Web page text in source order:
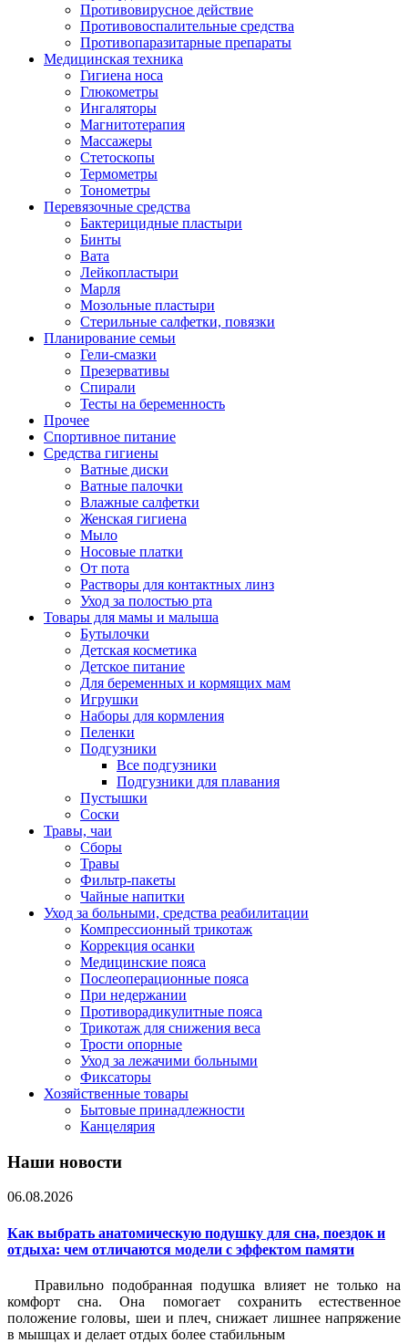
Противовирусное действие
Противовоспалительные средства
Противопаразитарные препараты
Медицинская техника
Гигиена носа
Глюкометры
Ингаляторы
Магнитотерапия
Массажеры
Стетоскопы
Термометры
Тонометры
Перевязочные средства
Бактерицидные пластыри
Бинты
Вата
Лейкопластыри
Марля
Мозольные пластыри
Стерильные салфетки, повязки
Планирование семьи
Гели-смазки
Презервативы
Спирали
Тесты на беременность
Прочее
Спортивное питание
Средства гигиены
Ватные диски
Ватные палочки
Влажные салфетки
Женская гигиена
Мыло
Носовые платки
От пота
Растворы для контактных линз
Уход за полостью рта
Товары для мамы и малыша
Бутылочки
Детская косметика
Детское питание
Для беременных и кормящих мам
Игрушки
Наборы для кормления
Пеленки
Подгузники
Все подгузники
Подгузники для плавания
Пустышки
Соски
Травы, чаи
Сборы
Травы
Фильтр-пакеты
Чайные напитки
Уход за больными, средства реабилитации
Компрессионный трикотаж
Коррекция осанки
Медицинские пояса
Послеоперационные пояса
При недержании
Противорадикулитные пояса
Трикотаж для снижения веса
Трости опорные
Уход за лежачими больными
Фиксаторы
Хозяйственные товары
Бытовые принадлежности
Канцелярия
Наши новости
06.08.2026
Как выбрать анатомическую подушку для сна, поездок и
отдыха: чем отличаются модели с эффектом памяти
Правильно подобранная подушка влияет не только на
комфорт сна. Она помогает сохранить естественное
положение головы, шеи и плеч, снижает лишнее напряжение
в мышцах и делает отдых более стабильным